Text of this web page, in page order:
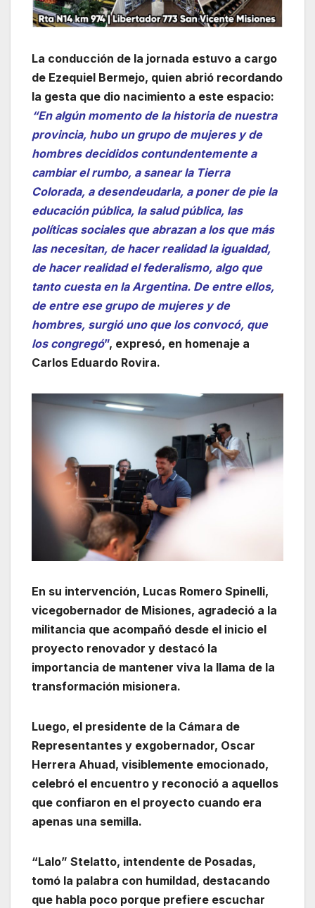
La conducción de la jornada estuvo a cargo
de Ezequiel Bermejo, quien abrió recordando
la gesta que dio nacimiento a este espacio:
“En algún momento de la historia de nuestra
provincia, hubo un grupo de mujeres y de
hombres decididos contundentemente a
cambiar el rumbo, a sanear la Tierra
Colorada, a desendeudarla, a poner de pie la
educación pública, la salud pública, las
políticas sociales que abrazan a los que más
las necesitan, de hacer realidad la igualdad,
de hacer realidad el federalismo, algo que
tanto cuesta en la Argentina. De entre ellos,
de entre ese grupo de mujeres y de
hombres, surgió uno que los convocó, que
los congregó”, expresó, en homenaje a
Carlos Eduardo Rovira.
En su intervención, Lucas Romero Spinelli,
vicegobernador de Misiones, agradeció a la
militancia que acompañó desde el inicio el
proyecto renovador y destacó la
importancia de mantener viva la llama de la
transformación misionera.
Luego, el presidente de la Cámara de
Representantes y exgobernador, Oscar
Herrera Ahuad, visiblemente emocionado,
celebró el encuentro y reconoció a aquellos
que confiaron en el proyecto cuando era
apenas una semilla.
“Lalo” Stelatto, intendente de Posadas,
tomó la palabra con humildad, destacando
que habla poco porque prefiere escuchar